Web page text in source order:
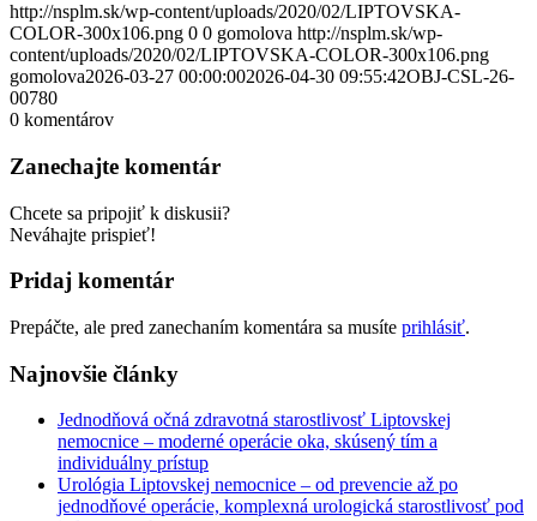
http://nsplm.sk/wp-content/uploads/2020/02/LIPTOVSKA-
COLOR-300x106.png 0 0 gomolova http://nsplm.sk/wp-
content/uploads/2020/02/LIPTOVSKA-COLOR-300x106.png
gomolova2026-03-27 00:00:002026-04-30 09:55:42OBJ-CSL-26-
00780
0 komentárov
Zanechajte komentár
Chcete sa pripojiť k diskusii?
Neváhajte prispieť!
Pridaj komentár
Prepáčte, ale pred zanechaním komentára sa musíte prihlásiť.
Najnovšie články
Jednodňová očná zdravotná starostlivosť Liptovskej
nemocnice – moderné operácie oka, skúsený tím a
individuálny prístup
Urológia Liptovskej nemocnice – od prevencie až po
jednodňové operácie, komplexná urologická starostlivosť pod